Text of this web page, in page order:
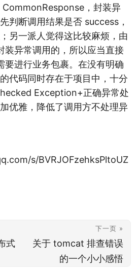
CommonResponse，封装异
判断调用结果是否 success，
另一派人觉得这比较麻烦，由
装异常调用的，所以应当直接
进行业务包裹。在没有明确
代码同时存在于项目中，十分
Exception+正确异常处
优雅，降低了调用方不处理异
s/BVRJOFzehksPltoUZ
式
下一页 »
关于 tomcat 排查错误
的一个小小感悟